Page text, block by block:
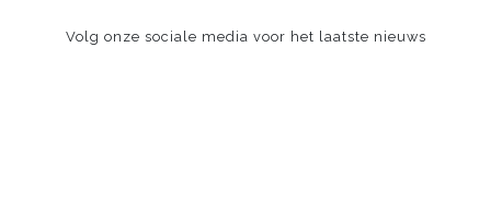
Volg onze sociale media voor het laatste nieuws